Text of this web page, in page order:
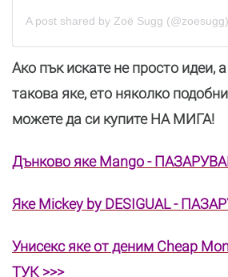
A post shared by Zoë Sugg
Ако пък искате не просто идеи,
такова яке, ето няколко
можете да си купите НА МИГА!
Дънково яке Mango -
Яке Mickey by DESIGUAL -
Унисекс яке от деним Cheap
ТУК >>>